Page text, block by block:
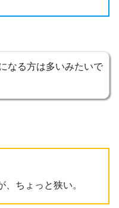
なる方は多いみたいで
、ちょっと狭い。